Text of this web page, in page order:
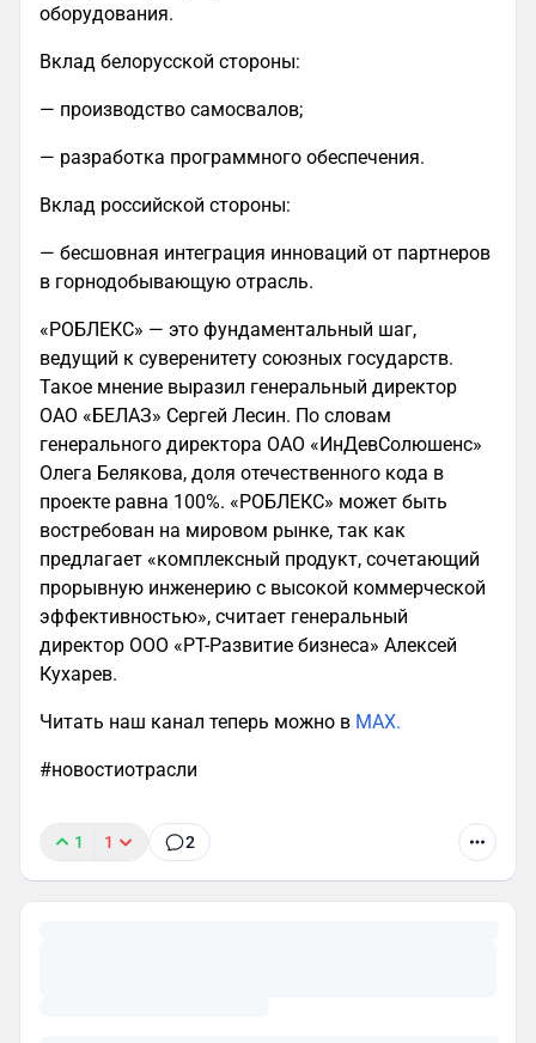
оборудования.
Вклад белорусской стороны:
— производство самосвалов;
— разработка программного обеспечения.
Вклад российской стороны:
— бесшовная интеграция инноваций от партнеров
в горнодобывающую отрасль.
«РОБЛЕКС» — это фундаментальный шаг,
ведущий к суверенитету союзных государств.
Такое мнение выразил генеральный директор
ОАО «БЕЛАЗ» Сергей Лесин. По словам
генерального директора ОАО «ИнДевСолюшенс»
Олега Белякова, доля отечественного кода в
проекте равна 100%. «РОБЛЕКС» может быть
востребован на мировом рынке, так как
предлагает «комплексный продукт, сочетающий
прорывную инженерию с высокой коммерческой
эффективностью», считает генеральный
директор ООО «РТ-Развитие бизнеса» Алексей
Кухарев.
Читать наш канал теперь можно в MAX.
#новостиотрасли
1 1 2